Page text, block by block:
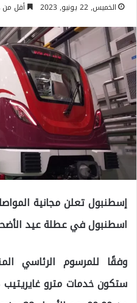
الخميس, 22 يونيو, 2023 أقل من
إسطنبول تعلن مجانية
اسطنبول في عطلة عيد
وفقًا للمرسوم الرئاسي
ستكون خدمات مترو